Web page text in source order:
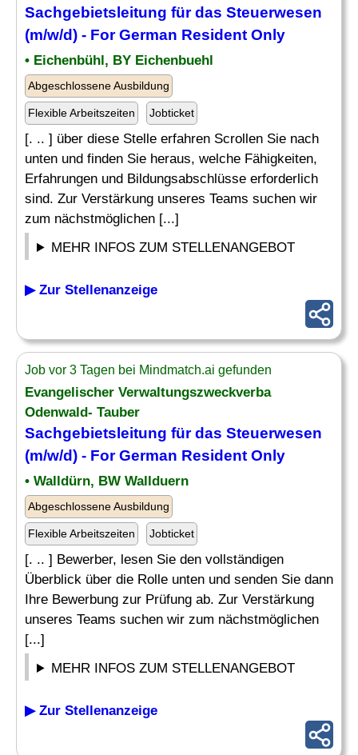
Sachgebietsleitung für das Steuerwesen
(m/w/d) - For German Resident Only
• Eichenbühl, BY Eichenbuehl
Abgeschlossene Ausbildung
Flexible Arbeitszeiten Jobticket
[. .. ] über diese Stelle erfahren Scrollen Sie nach
unten und finden Sie heraus, welche Fähigkeiten,
Erfahrungen und Bildungsabschlüsse erforderlich
sind. Zur Verstärkung unseres Teams suchen wir
zum nächstmöglichen [...]
MEHR INFOS ZUM STELLENANGEBOT
▶ Zur Stellenanzeige
Job vor 3 Tagen bei Mindmatch.ai gefunden
Evangelischer Verwaltungszweckverba
Odenwald- Tauber
Sachgebietsleitung für das Steuerwesen
(m/w/d) - For German Resident Only
• Walldürn, BW Wallduern
Abgeschlossene Ausbildung
Flexible Arbeitszeiten Jobticket
[. .. ] Bewerber, lesen Sie den vollständigen
Überblick über die Rolle unten und senden Sie dann
Ihre Bewerbung zur Prüfung ab. Zur Verstärkung
unseres Teams suchen wir zum nächstmöglichen
[...]
MEHR INFOS ZUM STELLENANGEBOT
▶ Zur Stellenanzeige